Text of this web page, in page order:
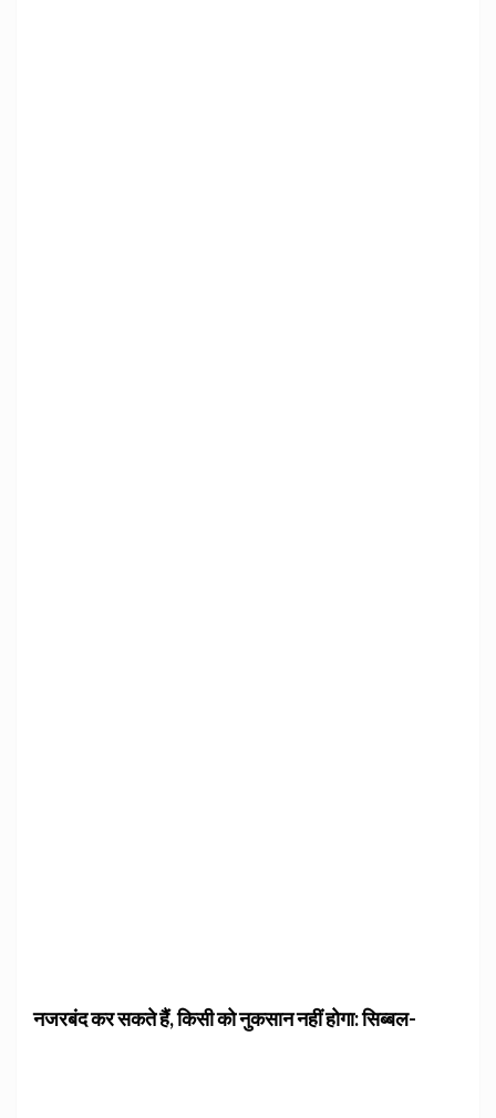
नजरबंद कर सकते हैं, किसी को नुकसान नहीं होगा: सिब्बल-